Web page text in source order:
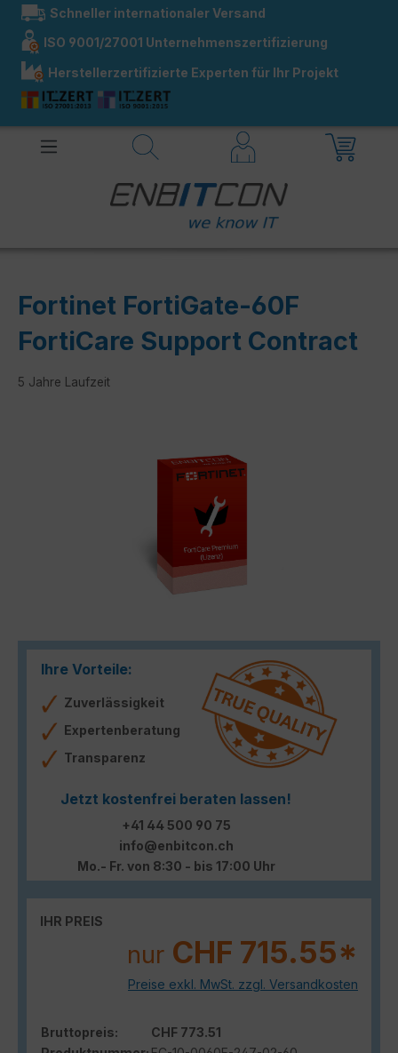
springen
Schneller internationaler Versand
ISO 9001/27001 Unternehmenszertifizierung
Herstellerzertifizierte Experten für Ihr Projekt
Fortinet FortiGate-60F
FortiCare Support Contract
5 Jahre Laufzeit
Ihre Vorteile:
Zuverlässigkeit
Expertenberatung
Transparenz
Jetzt kostenfrei beraten lassen!
+41 44 500 90 75
info@enbitcon.ch
Mo.- Fr. von 8:30 - bis 17:00 Uhr
IHR PREIS
nur CHF 715.55*
Preise exkl. MwSt. zzgl. Versandkosten
Bruttopreis:
CHF 773.51